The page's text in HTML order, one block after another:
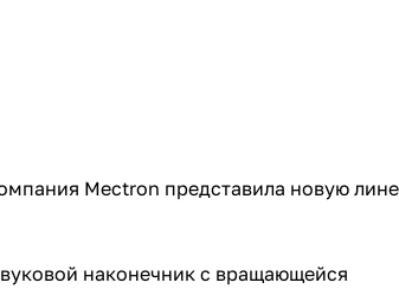
Mectron представила новую
наконечник с вращающейся